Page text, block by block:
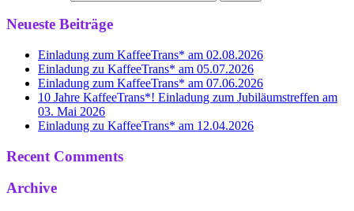
Neueste Beiträge
Einladung zum KaffeeTrans* am 02.08.2026
Einladung zu KaffeeTrans* am 05.07.2026
Einladung zum KaffeeTrans* am 07.06.2026
10 Jahre KaffeeTrans*! Einladung zum Jubiläumstreffen am
03. Mai 2026
Einladung zu KaffeeTrans* am 12.04.2026
Recent Comments
Archive